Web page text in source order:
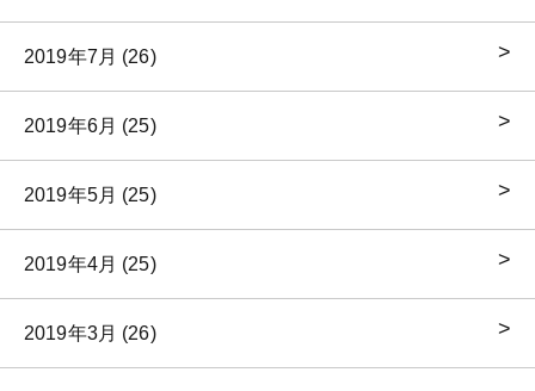
2019年7月 (26)
2019年6月 (25)
2019年5月 (25)
2019年4月 (25)
2019年3月 (26)